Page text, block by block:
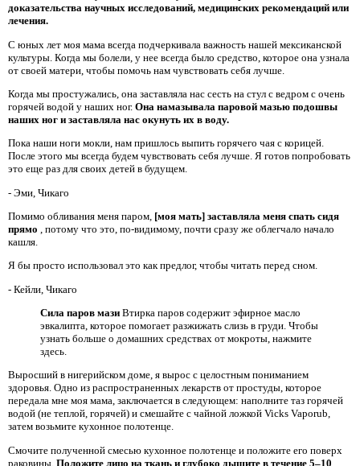
доказательства научных исследований, медицинских рекомендаций или
лечения.
С юных лет моя мама всегда подчеркивала важность нашей мексиканской
культуры. Когда мы болели, у нее всегда было средство, которое она узнала
от своей матери, чтобы помочь нам чувствовать себя лучше.
Когда мы простужались, она заставляла нас сесть на стул с ведром с очень
горячей водой у наших ног. Она намазывала паровой мазью подошвы
наших ног и заставляла нас окунуть их в воду.
Пока наши ноги мокли, нам пришлось выпить горячего чая с корицей.
После этого мы всегда будем чувствовать себя лучше. Я готов попробовать
это еще раз для своих детей в будущем.
- Эми, Чикаго
Помимо обливания меня паром, [моя мать] заставляла меня спать сидя
прямо
, потому что это, по-видимому, почти сразу же облегчало начало
кашля.
Я бы просто использовал это как предлог, чтобы читать перед сном.
- Кейли, Чикаго
Сила паров мази Втирка паров содержит эфирное масло
эвкалипта, которое помогает разжижать слизь в груди. Чтобы
узнать больше о домашних средствах от мокроты, нажмите
здесь.
Выросший в нигерийском доме, я вырос с целостным пониманием
здоровья. Одно из распространенных лекарств от простуды, которое
передала мне моя мама, заключается в следующем: наполните таз горячей
водой (не теплой, горячей) и смешайте с чайной ложкой Vicks Vaporub,
затем возьмите кухонное полотенце.
Смочите полученной смесью кухонное полотенце и положите его поверх
раковины. Положите лицо на ткань и глубоко дышите в течение 5–10